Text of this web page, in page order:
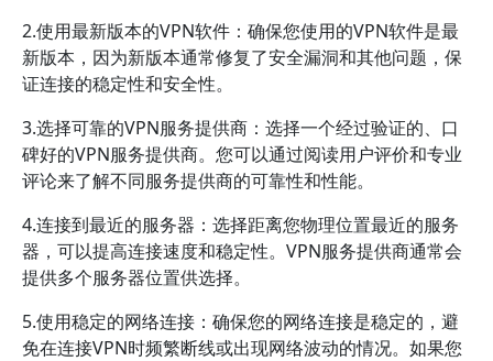
2.使用最新版本的VPN软件：确保您使用的VPN软件是最
新版本，因为新版本通常修复了安全漏洞和其他问题，保
证连接的稳定性和安全性。
3.选择可靠的VPN服务提供商：选择一个经过验证的、口
碑好的VPN服务提供商。您可以通过阅读用户评价和专业
评论来了解不同服务提供商的可靠性和性能。
4.连接到最近的服务器：选择距离您物理位置最近的服务
器，可以提高连接速度和稳定性。VPN服务提供商通常会
提供多个服务器位置供选择。
5.使用稳定的网络连接：确保您的网络连接是稳定的，避
免在连接VPN时频繁断线或出现网络波动的情况。如果您